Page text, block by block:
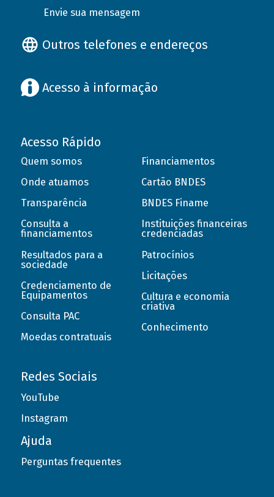
Envie sua mensagem
Outros telefones e endereços
Acesso à informação
Acesso Rápido
Quem somos
Onde atuamos
Transparência
Consulta a
financiamentos
Resultados para a
sociedade
Credenciamento de
Equipamentos
Consulta PAC
Moedas contratuais
Financiamentos
Cartão BNDES
BNDES Finame
Instituições financeiras
credenciadas
Patrocínios
Licitações
Cultura e economia
criativa
Conhecimento
Redes Sociais
YouTube
Instagram
Ajuda
Perguntas frequentes